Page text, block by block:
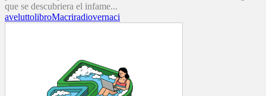
que se descubriera el infame...
aveluttolibroMacriradiovernaci